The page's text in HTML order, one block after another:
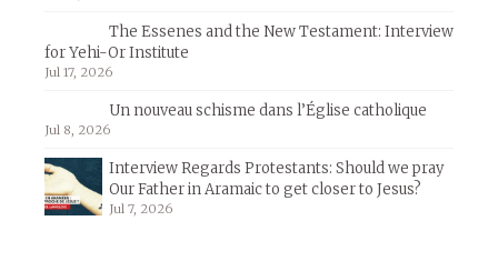
The Essenes and the New Testament: Interview
for Yehi-Or Institute
Jul 17, 2026
Un nouveau schisme dans l’Église catholique
Jul 8, 2026
Interview Regards Protestants: Should we pray
Our Father in Aramaic to get closer to Jesus?
Jul 7, 2026